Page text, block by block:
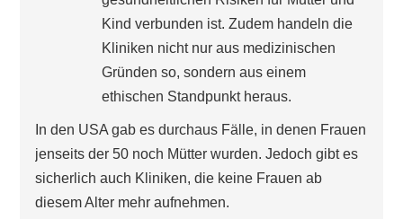
Kind verbunden ist. Zudem handeln die
Kliniken nicht nur aus medizinischen
Gründen so, sondern aus einem
ethischen Standpunkt heraus.
In den USA gab es durchaus Fälle, in denen Frauen
jenseits der 50 noch Mütter wurden. Jedoch gibt es
sicherlich auch Kliniken, die keine Frauen ab
diesem Alter mehr aufnehmen.